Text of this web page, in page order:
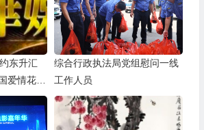
东升汇
爱情花开
综合行政执法局党组慰问一线
工作人员